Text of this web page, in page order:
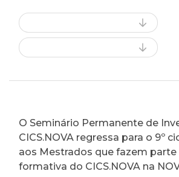
O Seminário Permanente de
CICS.NOVA regressa para o 9º
aos Mestrados que fazem
formativa do CICS.NOVA na